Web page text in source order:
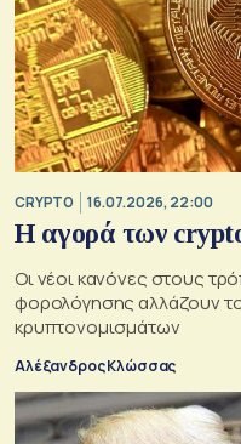
CRYPTO 16.07.2026, 22:00
Η αγορά των
Οι νέοι κανόνες στους
φορολόγησης αλλάζουν
κρυπτονομισμάτων
Αλέξανδρος Κλώσσας